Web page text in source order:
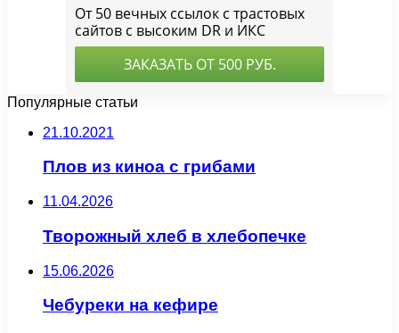
Популярные статьи
21.10.2021
Плов из киноа с грибами
11.04.2026
Творожный хлеб в хлебопечке
15.06.2026
Чебуреки на кефире